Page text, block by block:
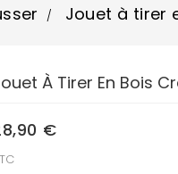
Jouet à tirer
À Tirer En Bois
€